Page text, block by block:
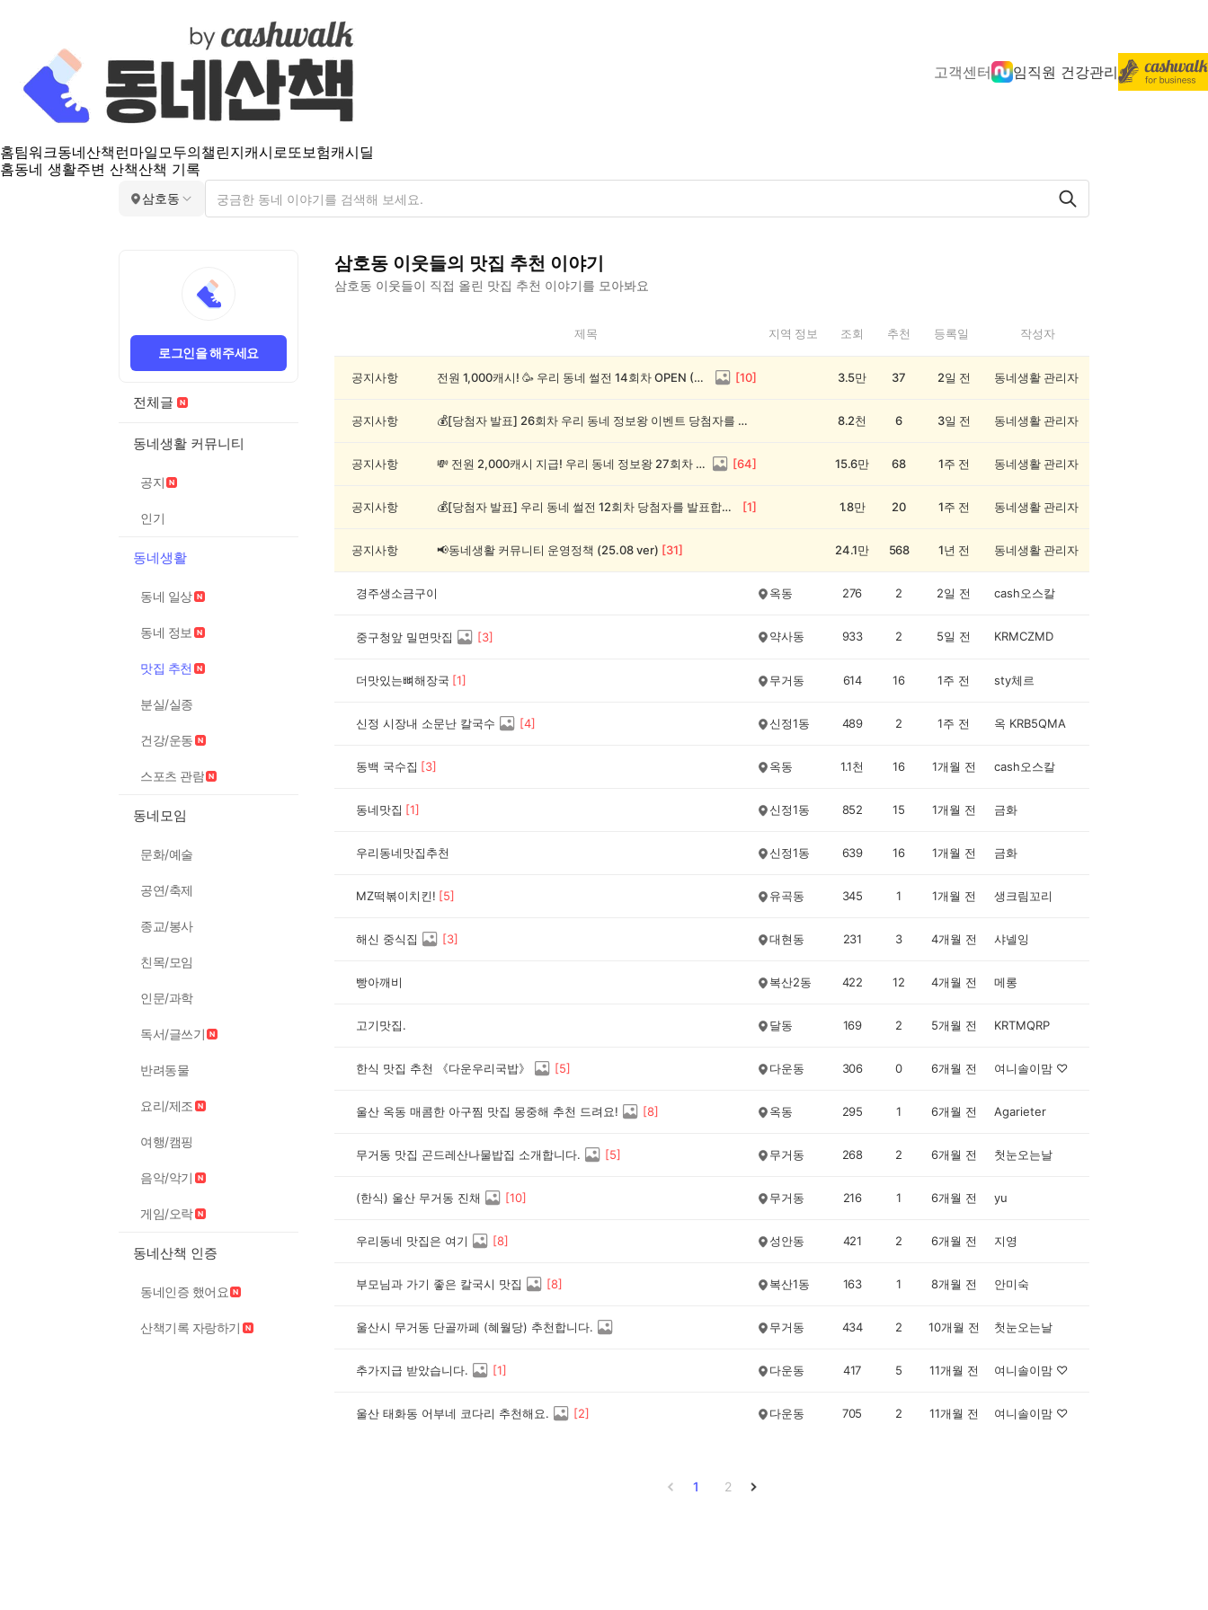
고객센터 임직원 건강관리
홈팀워크동네산책 런마일모두의챌린지캐시로또보험캐시딜
홈동네 생활주변 산책산책 기록
삼호동
로그인을 해주세요
전체글
동네생활 커뮤니티
공지
인기
동네생활
동네 일상
동네 정보
맛집 추천
분실/실종
건강/운동
스포츠 관람
동네모임
문화/예술
공연/축제
종교/봉사
친목/모임
인문/과학
독서/글쓰기
반려동물
요리/제조
여행/캠핑
음악/악기
게임/오락
동네산책 인증
동네인증 했어요
산책기록 자랑하기
삼호동 이웃들의 맛집 추천 이야기
삼호동 이웃들이 직접 올린 맛집 추천 이야기를 모아봐요
동
제목 지역 정보 조회 추천 등록일 작성자
공지사항 전원 1,000캐시! 🥳 우리 동네 썰전 14회차 OPEN (~8/17) [10] 3.5만 37 2일 전 동네생활 관리자
공지사항 💰[당첨자 발표] 26회차 우리 동네 정보왕 이벤트 당첨자를 발표합니다! 8.2천 6 3일 전 동네생활 관리자
공지사항 💸 전원 2,000캐시 지급! 우리 동네 정보왕 27회차 (~8/10) [64] 15.6만 68 1주 전 동네생활 관리자
공지사항 💰[당첨자 발표] 우리 동네 썰전 12회차 당첨자를 발표합니다! [1] 1.8만 20 1주 전 동네생활 관리자
공지사항 📢동네생활 커뮤니티 운영정책 (25.08 ver) [31] 24.1만 568 1년 전 동네생활 관리자
경주생소금구이 옥동 276 2 2일 전 cash오스칼
중구청앞 밀면맛집 [3] 약사동 933 2 5일 전 KRMCZMD
더맛있는뼈해장국 [1] 무거동 614 16 1주 전 sty체르
신정 시장내 소문난 칼국수 [4] 신정1동 489 2 1주 전 옥 KRB5QMA
동백 국수집 [3] 옥동 1.1천 16 1개월 전 cash오스칼
동네맛집 [1] 신정1동 852 15 1개월 전 금화
우리동네맛집추천 신정1동 639 16 1개월 전 금화
MZ떡볶이치킨! [5] 유곡동 345 1 1개월 전 생크림꼬리
해신 중식집 [3] 대현동 231 3 4개월 전 샤넬잉
빵아깨비 복산2동 422 12 4개월 전 메롱
고기맛집. 달동 169 2 5개월 전 KRTMQRP
한식 맛집 추천 《다운우리국밥》 [5] 다운동 306 0 6개월 전 여니솔이맘 ♡
울산 옥동 매콤한 아구찜 맛집 몽중해 추천 드려요! [8] 옥동 295 1 6개월 전 Agarieter
무거동 맛집 곤드레산나물밥집 소개합니다. [5] 무거동 268 2 6개월 전 첫눈오는날
(한식) 울산 무거동 진채 [10] 무거동 216 1 6개월 전 yu
우리동네 맛집은 여기 [8] 성안동 421 2 6개월 전 지영
부모님과 가기 좋은 칼국시 맛집 [8] 복산1동 163 1 8개월 전 안미숙
울산시 무거동 단골까페 (혜월당) 추천합니다. 무거동 434 2 10개월 전 첫눈오는날
추가지급 받았습니다. [1] 다운동 417 5 11개월 전 여니솔이맘 ♡
울산 태화동 어부네 코다리 추천해요. [2] 다운동 705 2 11개월 전 여니솔이맘 ♡
1 2